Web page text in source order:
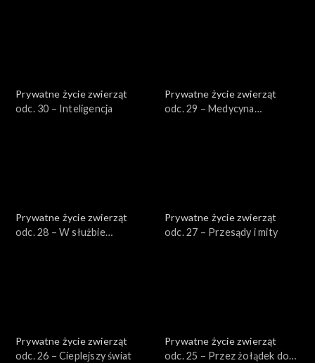
Prywatne życie zwierząt
odc. 30 – Inteligencja
Prywatne życie zwierząt
odc. 29 – Medycyna
Prywatne życie zwierząt
odc. 28 – W służbie
Prywatne życie zwierząt
odc. 27 – Przesądy i mity
Prywatne życie zwierząt
odc. 26 – Cieplejszy świat
Prywatne życie zwierząt
odc. 25 – Przez żołądek do